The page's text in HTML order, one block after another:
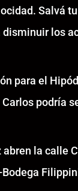
Salvá
disminuir los
para el
podría
abren la calle